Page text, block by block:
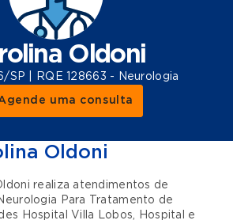
Oldoni
SP | RQE 128663 - Neurologia
uma consulta
Oldoni
realiza atendimentos de
Para Tratamento de
Hospital Villa Lobos,
Hospital e